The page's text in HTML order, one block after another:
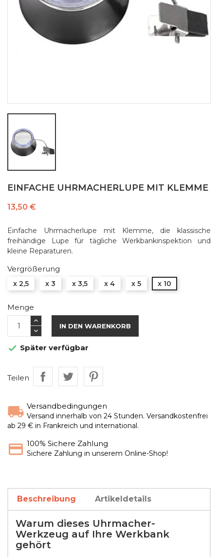
EINFACHE UHRMACHERLUPE MIT KLEMME
13,50 €
Einfache Uhrmacherlupe mit Klemme, die klassische
freihändige Lupe für tägliche Werkbankinspektion und
kleine Reparaturen.
Vergrößerung
x 2,5 x 3 x 3,5 x 4 x 5 x 10
Menge
IN DEN WARENKORB
 Später verfügbar
Teilen
Versandbedingungen
Versand innerhalb von 24 Stunden. Versandkostenfrei
ab 29 € in Frankreich und international.
100% Sichere Zahlung
Sichere Zahlung in unserem Online-Shop!
Beschreibung Artikeldetails
Warum dieses Uhrmacher-
Werkzeug auf Ihre Werkbank
gehört